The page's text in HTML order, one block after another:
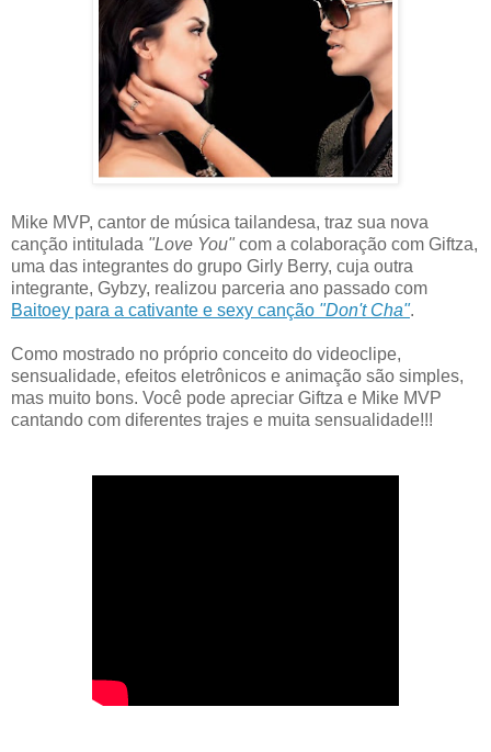
Mike MVP, cantor de música tailandesa, traz sua nova
canção intitulada "Love You" com a colaboração com Giftza,
uma das integrantes do grupo Girly Berry, cuja outra
integrante, Gybzy, realizou parceria ano passado com
Baitoey para a cativante e sexy canção "Don't Cha".
Como mostrado no próprio conceito do videoclipe,
sensualidade, efeitos eletrônicos e animação são simples,
mas muito bons. Você pode apreciar Giftza e Mike MVP
cantando com diferentes trajes e muita sensualidade!!!